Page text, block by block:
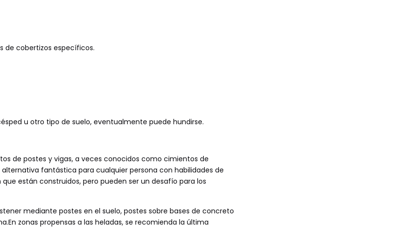
de cobertizos específicos.
u otro tipo de suelo, eventualmente puede hundirse.
de postes y vigas, a veces conocidos como cimientos de
fantástica para cualquier persona con habilidades de
están construidos, pero pueden ser un desafío para los
mediante postes en el suelo, postes sobre bases de concreto
zonas propensas a las heladas, se recomienda la última